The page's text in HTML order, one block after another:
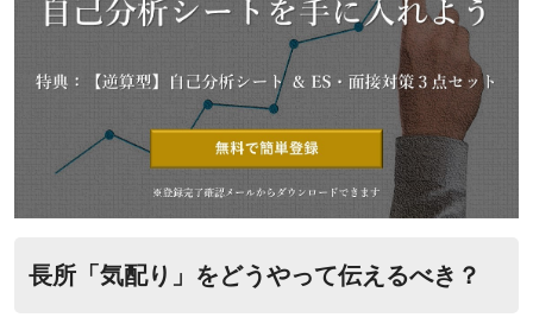
長所「気配り」をどうやって伝えるべき？